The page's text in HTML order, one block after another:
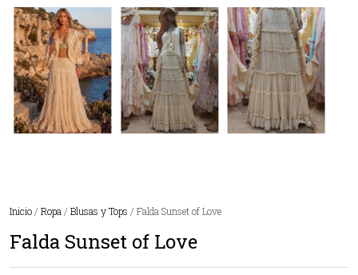
Inicio / Ropa / Blusas y Tops / Falda Sunset of Love
Falda Sunset of Love